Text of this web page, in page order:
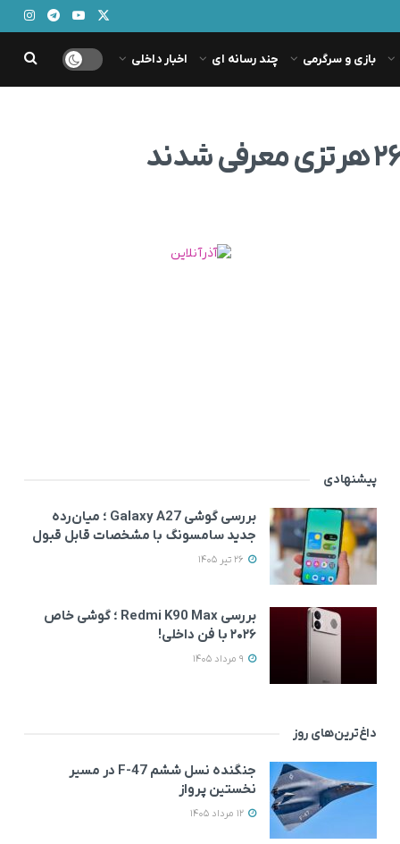
بازی و سرگرمی چند رسانه ای اخبار داخلی
پیشنهادی
بررسی گوشی Galaxy A27 ؛ میان‌رده‌
جدید سامسونگ با مشخصات قابل قبول
بررسی Redmi K90 Max ؛ گوشی خاص‌
۲۰۲۶ با فن داخلی!
داغ‌ترین‌های روز
جنگنده نسل ششم F-47 در مسیر
نخستین پرواز